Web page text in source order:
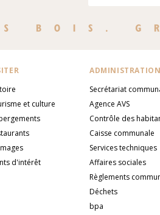
et culture
d'intérêt
Secrétariat
Agence AVS
Contrôle des
Caisse communale
Services techniques
Affaires sociales
Règlements
Déchets
bpa